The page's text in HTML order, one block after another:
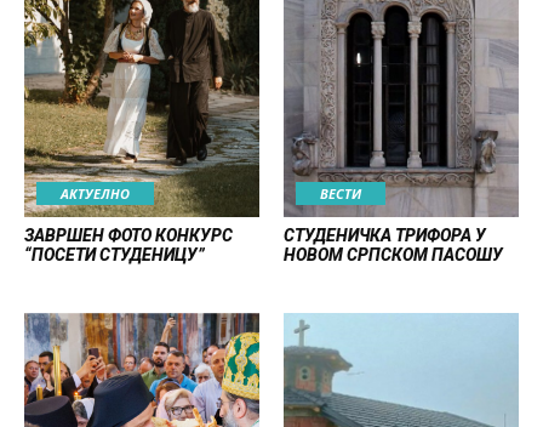
АКТУЕЛНО
ЗАВРШЕН ФОТО КОНКУРС
“ПОСЕТИ СТУДЕНИЦУ”
ВЕСТИ
СТУДЕНИЧКА ТРИФОРА У
НОВОМ СРПСКОМ ПАСОШУ